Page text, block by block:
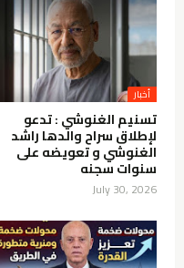
أخبار
تسنيم الغنوشي : تدعو
لإطلاق سراح والدها راشد
الغنوشي و تعويضه على
سنوات سجنه
July 30, 2026